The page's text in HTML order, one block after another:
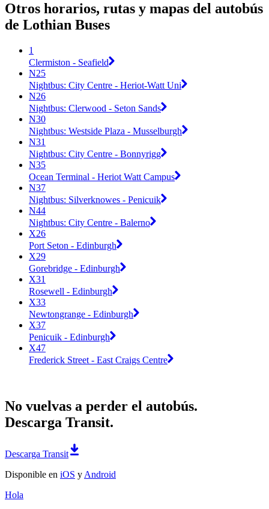
Otros horarios, rutas y mapas del autobús
de Lothian Buses
1
Clermiston - Seafield
N25
Nightbus: City Centre - Heriot-Watt Uni
N26
Nightbus: Clerwood - Seton Sands
N30
Nightbus: Westside Plaza - Musselburgh
N31
Nightbus: City Centre - Bonnyrigg
N35
Ocean Terminal - Heriot Watt Campus
N37
Nightbus: Silverknowes - Penicuik
N44
Nightbus: City Centre - Balerno
X26
Port Seton - Edinburgh
X29
Gorebridge - Edinburgh
X31
Rosewell - Edinburgh
X33
Newtongrange - Edinburgh
X37
Penicuik - Edinburgh
X47
Frederick Street - East Craigs Centre
No vuelvas a perder el autobús.
Descarga Transit.
Descarga Transit
Disponible en iOS y Android
Hola